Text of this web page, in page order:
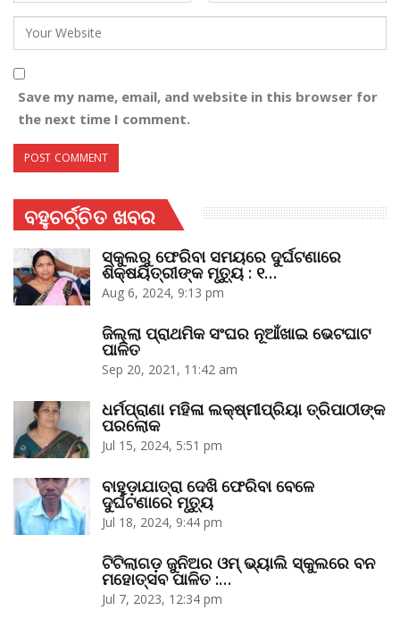
Save my name, email, and website in this browser for
the next time I comment.
ବହୁଚର୍ଚ୍ଚିତ ଖବର
ସ୍କୁଲରୁ ଫେରିବା ସମୟରେ ଦୁର୍ଘଟଣାରେ
ଶିକ୍ଷୟିତ୍ରୀଙ୍କ ମୃତ୍ୟୁ : ୧…
Aug 6, 2024, 9:13 pm
ଜିଲ୍ଲା ପ୍ରାଥମିକ ସଂଘର ନୂଆଁଖାଇ ଭେଟଘାଟ
ପାଳିତ
Sep 20, 2021, 11:42 am
ଧର୍ମପ୍ରାଣା ମହିଳା ଲକ୍ଷ୍ମୀପ୍ରିୟା ତ୍ରିପାଠୀଙ୍କ
ପରଲୋକ
Jul 15, 2024, 5:51 pm
ବାହୁଡ଼ାଯାତ୍ରା ଦେଖି ଫେରିବା ବେଳେ
ଦୁର୍ଘଟଣାରେ ମୃତ୍ୟୁ
Jul 18, 2024, 9:44 pm
ଟିଟିଲାଗଡ଼ ଜୁନିଅର ଓମ୍‌ ଭ୍ୟାଲି ସ୍କୁଲରେ ବନ
ମହୋତ୍ସବ ପାଳିତ :…
Jul 7, 2023, 12:34 pm